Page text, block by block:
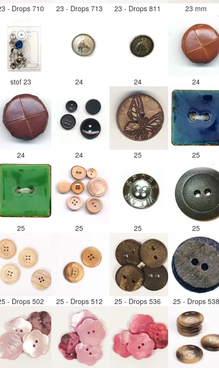
- Drops 710 23 - Drops 713 23 - Drops 811 23 mm
stof 23 24 24 24
24 24 25 25
25 25 25 25
- Drops 502 25 - Drops 512 25 - Drops 536 25 - Drops